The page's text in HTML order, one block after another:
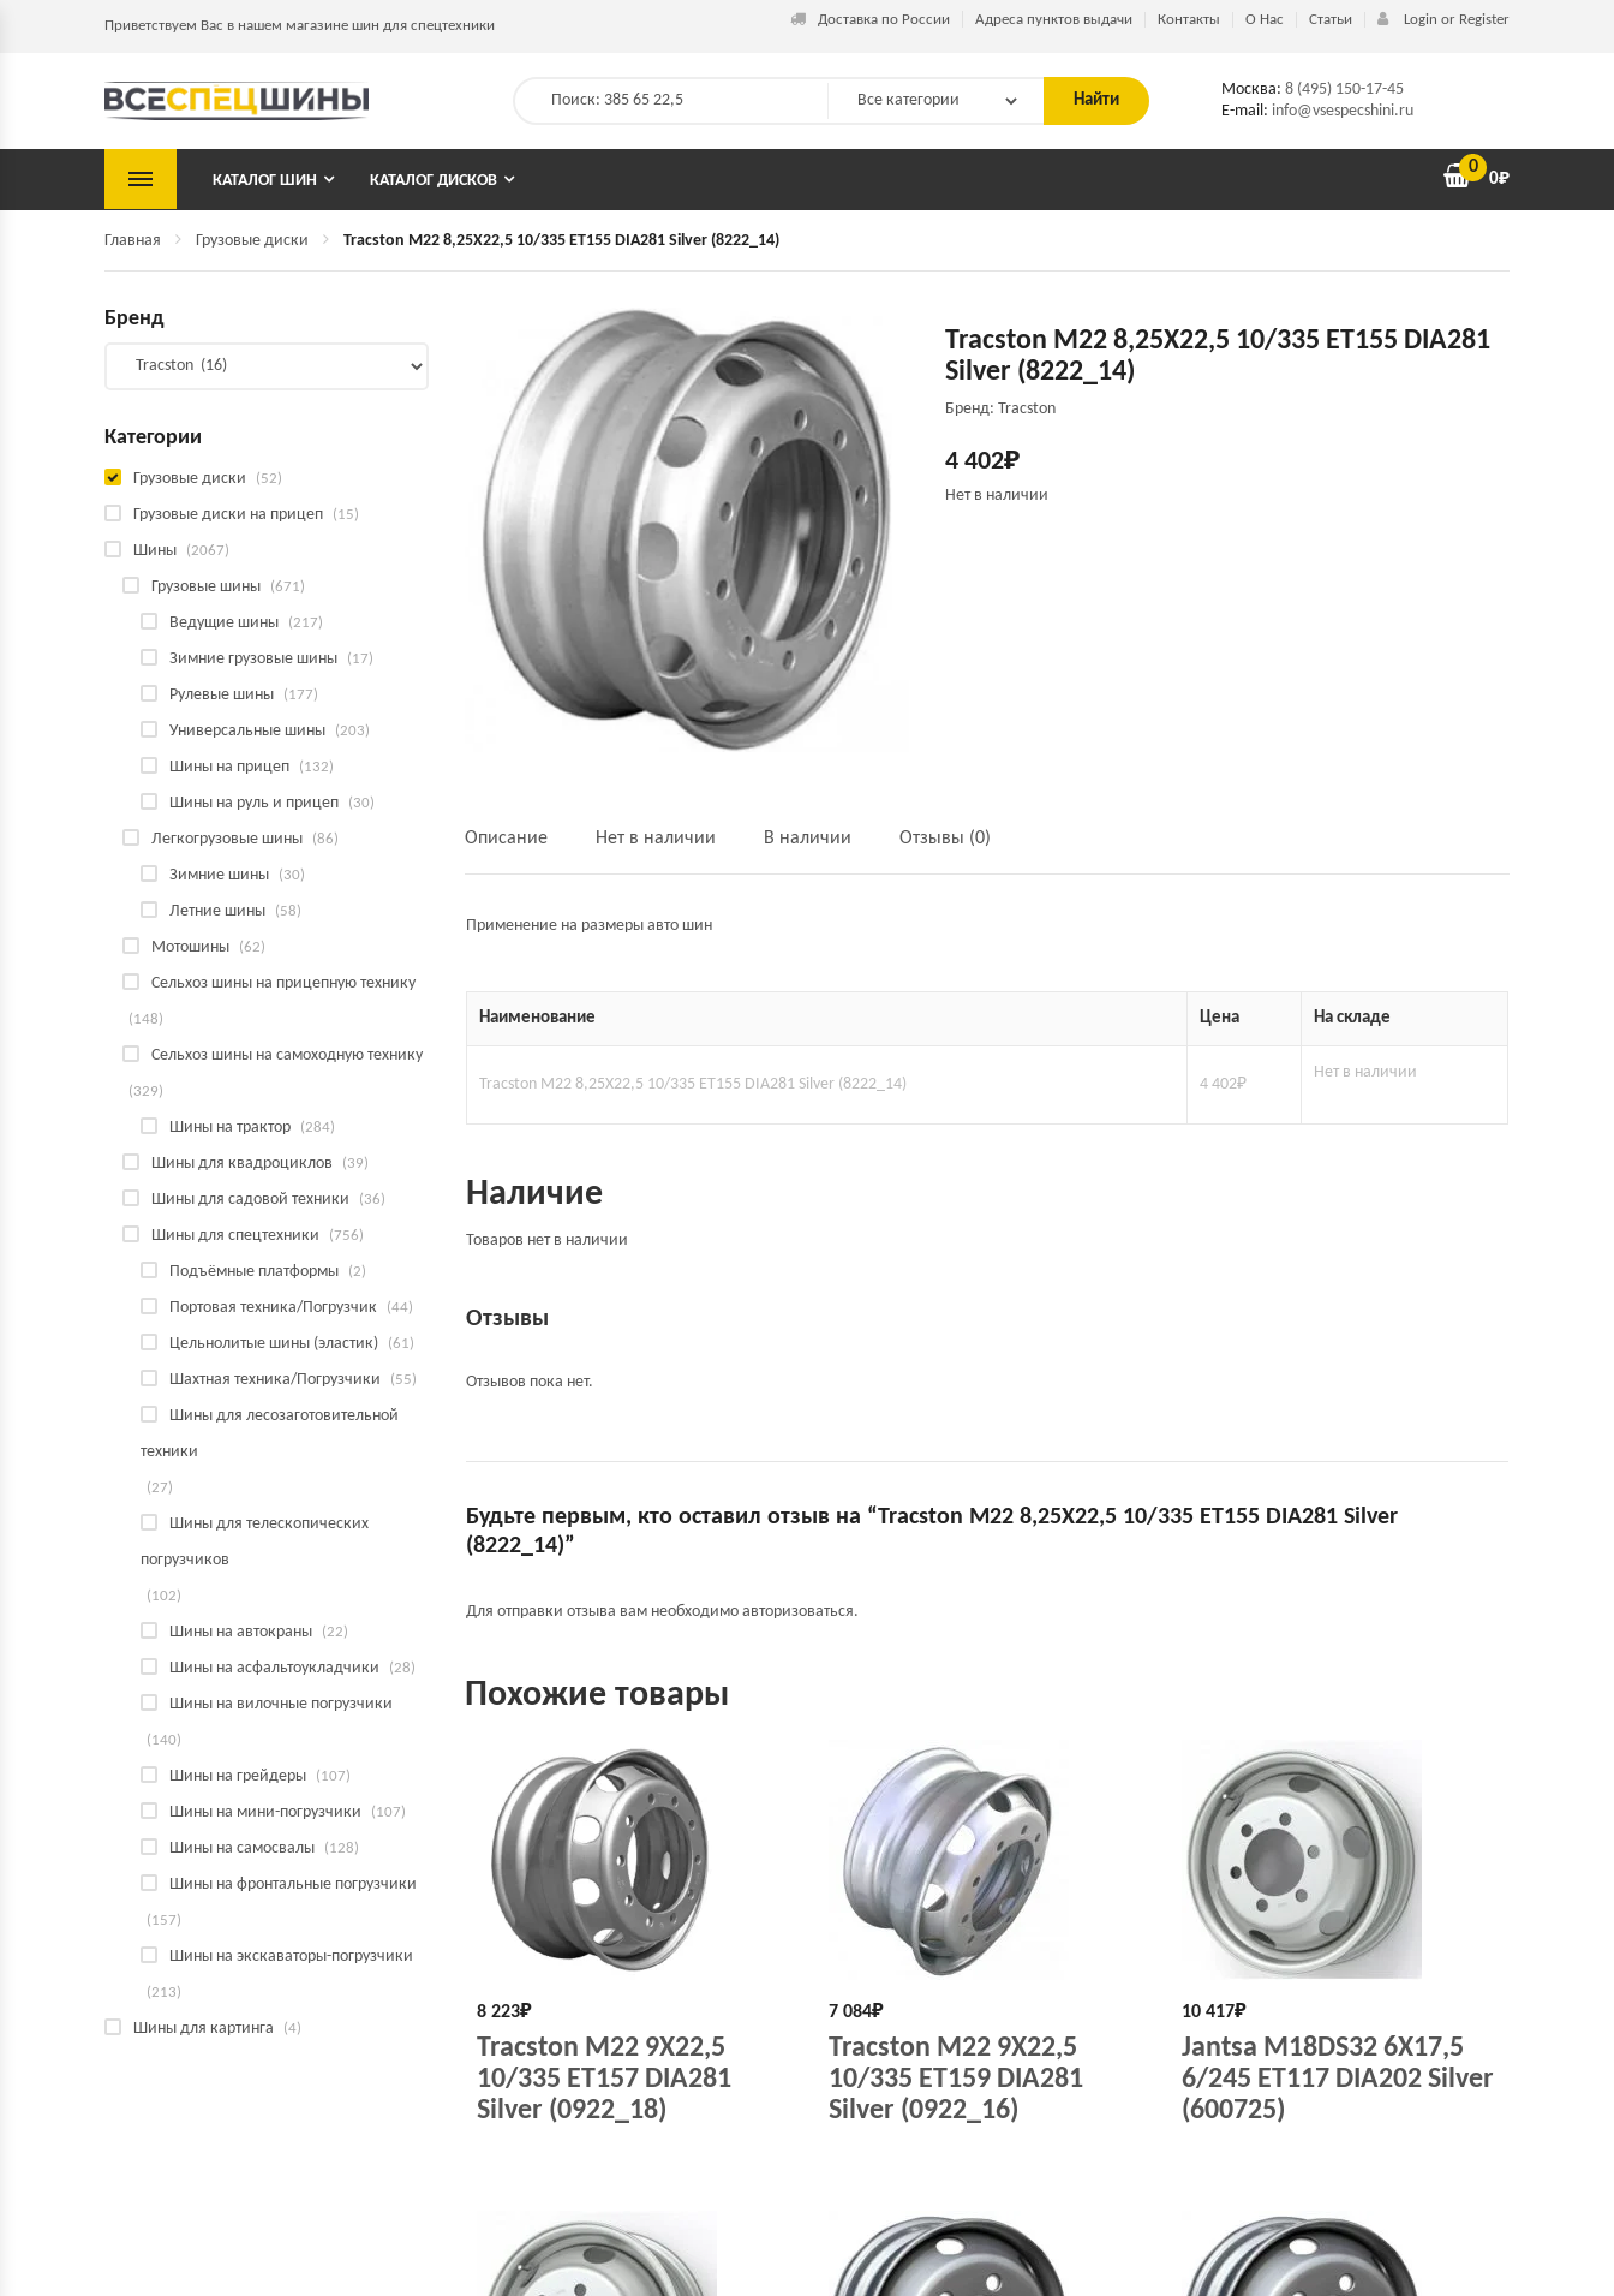
Приветствуем Вас в нашем магазине шин для спецтехники Доставка по России Адреса пунктов выдачи Контакты О Нас Статьи Login or Register
Найти
Москва: 8 (495) 150-17-45
E-mail: info@vsespecshini.ru
КАТАЛОГ ШИН КАТАЛОГ ДИСКОВ
0
0₽
Главная Грузовые диски Tracston M22 8,25X22,5 10/335 ET155 DIA281 Silver (8222_14)
Tracston M22 8,25X22,5 10/335 ET155 DIA281
Silver (8222_14)
Бренд: Tracston
4 402₽
Нет в наличии
Описание Нет в наличии В наличии Отзывы (0)
Применение на размеры авто шин
Наименование Цена На складе
Tracston M22 8,25X22,5 10/335 ET155 DIA281 Silver (8222_14) 4 402₽
Нет в наличии
Наличие
Товаров нет в наличии
Отзывы
Отзывов пока нет.
Будьте первым, кто оставил отзыв на “Tracston M22 8,25X22,5 10/335 ET155 DIA281 Silver
(8222_14)”
Для отправки отзыва вам необходимо авторизоваться.
Похожие товары
8 223₽
Tracston M22 9X22,5
10/335 ET157 DIA281
Silver (0922_18)
7 084₽
Tracston M22 9X22,5
10/335 ET159 DIA281
Silver (0922_16)
10 417₽
Jantsa M18DS32 6X17,5
6/245 ET117 DIA202 Silver
(600725)
Бренд
Категории
Грузовые диски (52)
Грузовые диски на прицеп (15)
Шины (2067)
Грузовые шины (671)
Ведущие шины (217)
Зимние грузовые шины (17)
Рулевые шины (177)
Универсальные шины (203)
Шины на прицеп (132)
Шины на руль и прицеп (30)
Легкогрузовые шины (86)
Зимние шины (30)
Летние шины (58)
Мотошины (62)
Сельхоз шины на прицепную технику
(148)
Сельхоз шины на самоходную технику
(329)
Шины на трактор (284)
Шины для квадроциклов (39)
Шины для садовой техники (36)
Шины для спецтехники (756)
Подъёмные платформы (2)
Портовая техника/Погрузчик (44)
Цельнолитые шины (эластик) (61)
Шахтная техника/Погрузчики (55)
Шины для лесозаготовительной
техники
(27)
Шины для телескопических
погрузчиков
(102)
Шины на автокраны (22)
Шины на асфальтоукладчики (28)
Шины на вилочные погрузчики
(140)
Шины на грейдеры (107)
Шины на мини-погрузчики (107)
Шины на самосвалы (128)
Шины на фронтальные погрузчики
(157)
Шины на экскаваторы-погрузчики
(213)
Шины для картинга (4)